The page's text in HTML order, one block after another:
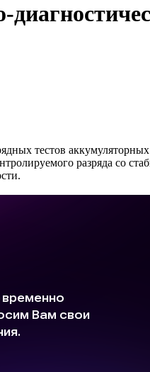
тестов
разряда со